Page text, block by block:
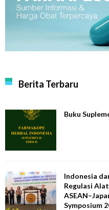
Berita Terbaru
Buku
Indonesia
Regulasi
Symposium